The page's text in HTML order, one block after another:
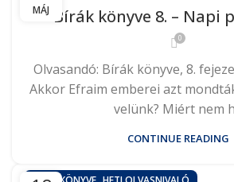
MÁJ Bírák könyve 8. – Napi
0
Olvasandó: Bírák könyve, 8.
Akkor Efraim emberei azt
velünk? Miért nem
CONTINUE READING